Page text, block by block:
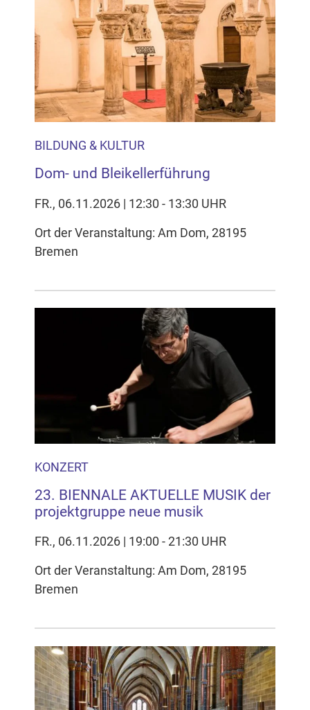
BILDUNG & KULTUR
Dom- und Bleikellerführung
FR., 06.11.2026 | 12:30 - 13:30 UHR
Ort der Veranstaltung: Am Dom, 28195
Bremen
KONZERT
23. BIENNALE AKTUELLE MUSIK der
projektgruppe neue musik
FR., 06.11.2026 | 19:00 - 21:30 UHR
Ort der Veranstaltung: Am Dom, 28195
Bremen